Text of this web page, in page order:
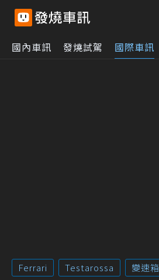
國內車訊 發燒試駕 國際車訊
Ferrari Testarossa 變速箱